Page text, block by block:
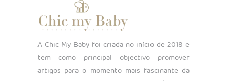
A Chic My Baby foi criada no início de 2018 e
tem como principal objectivo promover
artigos para o momento mais fascinante da